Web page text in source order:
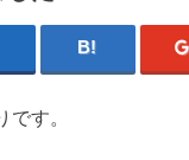
です。